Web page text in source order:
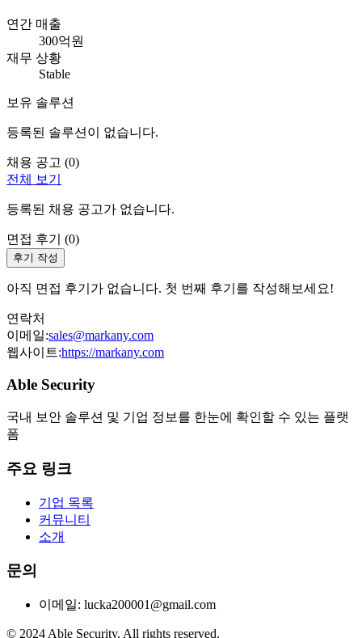
연간 매출
300억원
재무 상황
Stable
보유 솔루션
등록된 솔루션이 없습니다.
채용 공고 (0)
전체 보기
등록된 채용 공고가 없습니다.
면접 후기 (0)
후기 작성
아직 면접 후기가 없습니다. 첫 번째 후기를 작성해보세요!
연락처
이메일:sales@markany.com
웹사이트:https://markany.com
Able Security
국내 보안 솔루션 및 기업 정보를 한눈에 확인할 수 있는 플랫
폼
주요 링크
기업 목록
커뮤니티
소개
문의
이메일: lucka200001@gmail.com
© 2024 Able Security. All rights reserved.